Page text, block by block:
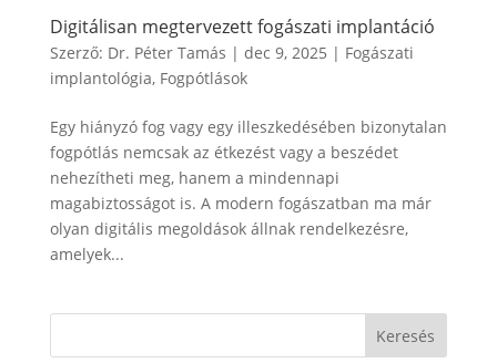
Digitálisan megtervezett fogászati implantáció
Szerző: Dr. Péter Tamás | dec 9, 2025 | Fogászati
implantológia, Fogpótlások
Egy hiányzó fog vagy egy illeszkedésében bizonytalan
fogpótlás nemcsak az étkezést vagy a beszédet
nehezítheti meg, hanem a mindennapi
magabiztosságot is. A modern fogászatban ma már
olyan digitális megoldások állnak rendelkezésre,
amelyek...
Keresés